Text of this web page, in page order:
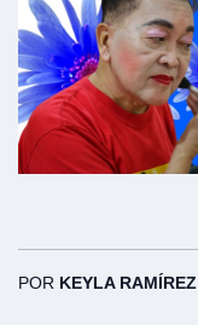
POR KEYLA RAMÍREZ